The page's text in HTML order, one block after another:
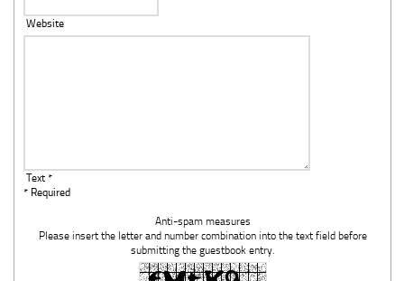
Website
Text *
* Required
Anti-spam measures
Please insert the letter and number combination into the text field before
submitting the guestbook entry.